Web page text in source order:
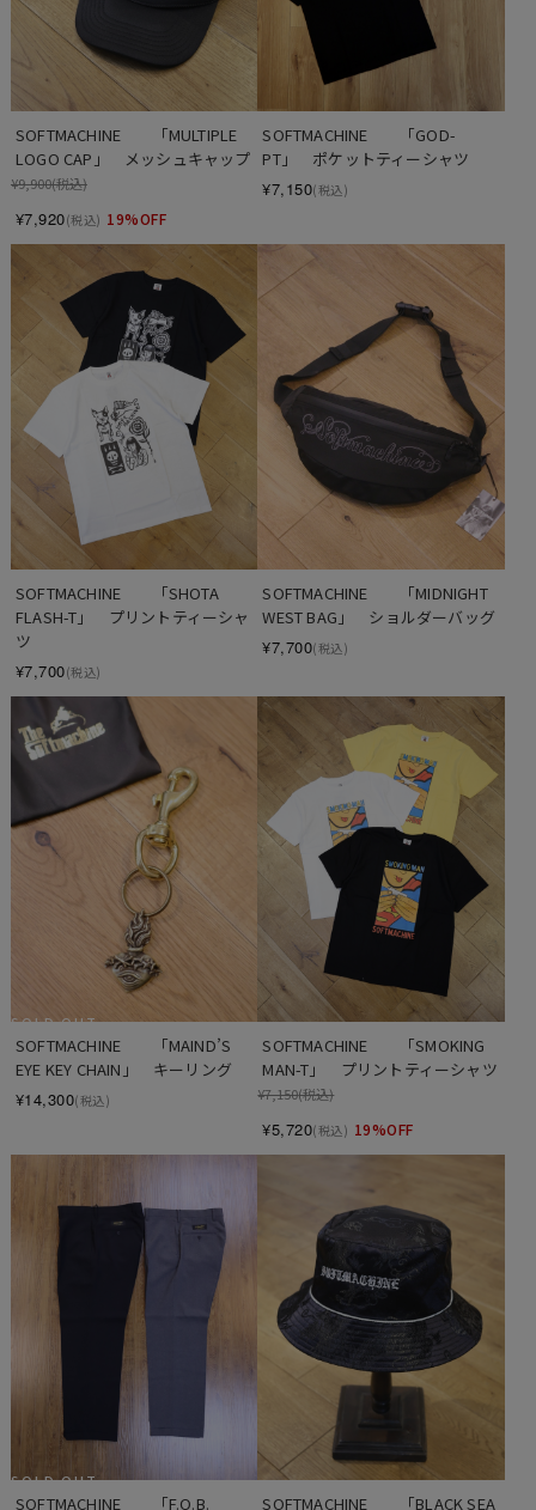
SOFTMACHINE　　「MULTIPLE
LOGO CAP」　メッシュキャップ
¥9,900(税込)
¥7,920(税込) 19%OFF
SOFTMACHINE　　「GOD-
PT」　ポケットティーシャツ
¥7,150(税込)
SOFTMACHINE　　「SHOTA
FLASH-T」　プリントティーシャ
ツ
¥7,700(税込)
SOFTMACHINE　　「MIDNIGHT
WEST BAG」　ショルダーバッグ
¥7,700(税込)
SOLD OUT
SOFTMACHINE　　「MAIND’S
EYE KEY CHAIN」　キーリング
¥14,300(税込)
SOFTMACHINE　　「SMOKING
MAN-T」　プリントティーシャツ
¥7,150(税込)
¥5,720(税込) 19%OFF
SOLD OUT
SOFTMACHINE　　「F.O.B. SOFTMACHINE　　「BLACK SEA